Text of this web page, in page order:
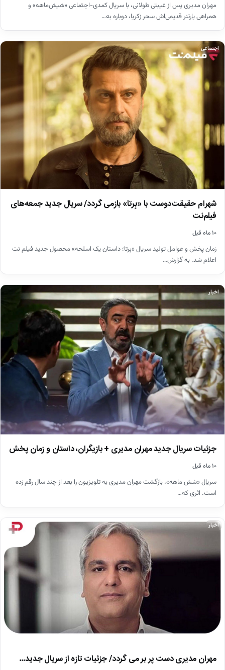
مهران مدیری پس از غیبتی طولانی، با سریال کمدی-اجتماعی «شیش‌ماهه» و
همراهی پارتنر قدیمی‌اش سحر زکریا، دوباره به…
اجتماعی
شهرام حقیقت‌دوست با «بِرتا» بازمی گردد/ سریال جدید جمعه‌های
فیلم‌نت
۱۰ ماه قبل
زمان پخش و عوامل تولید سریال «بِرتا؛ داستان یک اسلحه» محصول جدید فیلم نت
اعلام شد. به گزارش…
اخبار
جزئیات سریال جدید مهران مدیری + بازیگران، داستان و زمان پخش
۱۰ ماه قبل
سریال «شش ماهه»، بازگشت مهران مدیری به تلویزیون را بعد از چند سال رقم زده
است. اثری که…
اخبار
مهران مدیری دست پر بر می گردد/ جزئیات تازه از سریال جدید…